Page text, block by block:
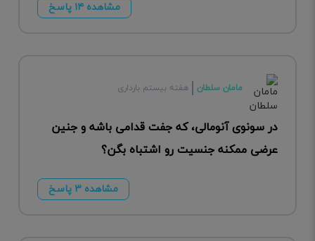
مشاهده ۱۴ پاسخ
مامان سلطان هفته بیستم بارداری
در سونوی آنومالی، که جفت قدامی باشه و جنین
عرضی ممکنه جنسیت رو اشتباه بگن؟
مشاهده ۳ پاسخ